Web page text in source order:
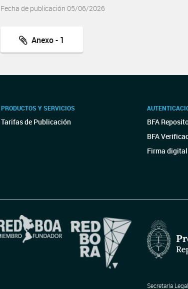
Fecha de publicación 05/06/2026
Anexo - 1
PRODUCTOS Y SERVICIOS
Tarifas de Publicación
BFA
BFA
Firma digital
Secretaría